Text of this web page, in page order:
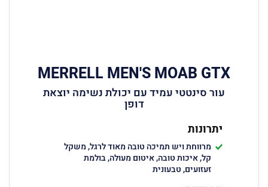
MERRELL MEN'S MOAB GTX
עור סינטטי עמיד עם יכולת נשימה יוצאת
דופן
יתרונות
מרווחת ויש תמיכה טובה מאוד לרגל, משקל
קל, איכות טובה, איטום מעולה, בולמת
זעזועים, טבעונית